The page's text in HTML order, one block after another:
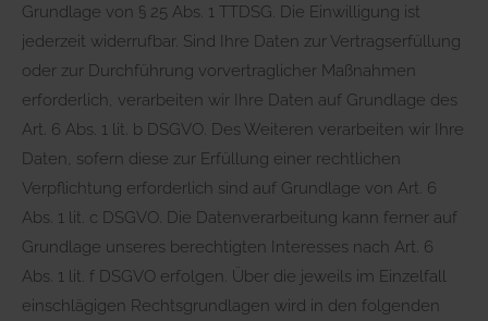
Grundlage von § 25 Abs. 1 TTDSG. Die Einwilligung ist
jederzeit widerrufbar. Sind Ihre Daten zur Vertragserfüllung
oder zur Durchführung vorvertraglicher Maßnahmen
erforderlich, verarbeiten wir Ihre Daten auf Grundlage des
Art. 6 Abs. 1 lit. b DSGVO. Des Weiteren verarbeiten wir Ihre
Daten, sofern diese zur Erfüllung einer rechtlichen
Verpflichtung erforderlich sind auf Grundlage von Art. 6
Abs. 1 lit. c DSGVO. Die Datenverarbeitung kann ferner auf
Grundlage unseres berechtigten Interesses nach Art. 6
Abs. 1 lit. f DSGVO erfolgen. Über die jeweils im Einzelfall
einschlägigen Rechtsgrundlagen wird in den folgenden